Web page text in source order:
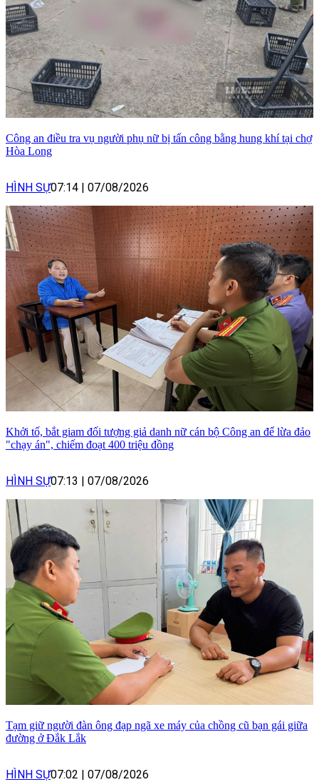
Công an điều tra vụ người phụ nữ bị tấn công bằng hung khí tại chợ
Hòa Long
HÌNH SỰ07:14 | 07/08/2026
Khởi tố, bắt giam đối tượng giả danh nữ cán bộ Công an để lừa đảo
"chạy án", chiếm đoạt 400 triệu đồng
HÌNH SỰ07:13 | 07/08/2026
Tạm giữ người đàn ông đạp ngã xe máy của chồng cũ bạn gái giữa
đường ở Đắk Lắk
HÌNH SỰ07:02 | 07/08/2026